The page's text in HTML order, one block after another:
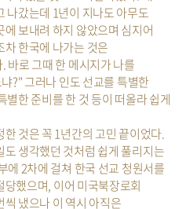
나갔는데 1년이 지나도 아무도
보내려 하지 않았으며 심지어
한국에 나가는 것은
바로 그때 한 메시지가 나를
?" 그러나 인도 선교를 특별한
한 준비를 한 것 등이 떠올라 쉽게
것은 꼭 1년간의 고민 끝이었다.
생각했던 것처럼 쉽게 풀리지는
에 2차에 걸쳐 한국 선교 청원서를
했으며, 이어 미국북장로회
냈으나 이 역시 아직은